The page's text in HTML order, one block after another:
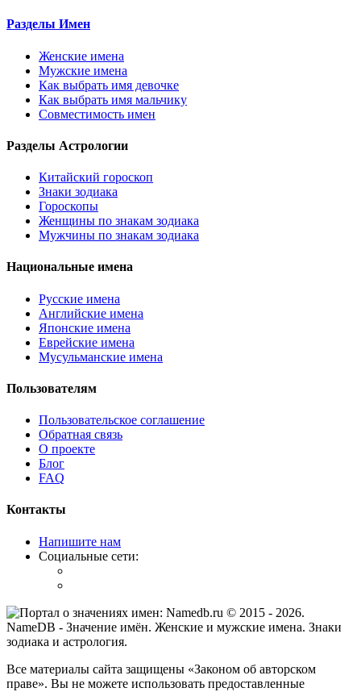
Разделы Имен
Женские имена
Мужские имена
Как выбрать имя девочке
Как выбрать имя мальчику
Совместимость имен
Разделы Астрологии
Китайский гороскоп
Знаки зодиака
Гороскопы
Женщины по знакам зодиака
Мужчины по знакам зодиака
Национальные имена
Русские имена
Английские имена
Японские имена
Еврейские имена
Мусульманские имена
Пользователям
Пользовательское соглашение
Обратная связь
О проекте
Блог
FAQ
Контакты
Напишите нам
Социальные сети:
© 2015 - 2026.
NameDB - Значение имён. Женские и мужские имена. Знаки
зодиака и астрология.
Все материалы сайта защищены «Законом об авторском
праве». Вы не можете использовать предоставленные